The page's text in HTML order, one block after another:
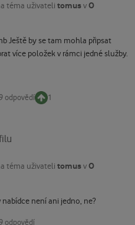
téma uživatelitomusvO
více položek v rámci jedné služby.
odpovědí 1
téma uživatelitomusvO
není ani jedno, ne?
odpovědí